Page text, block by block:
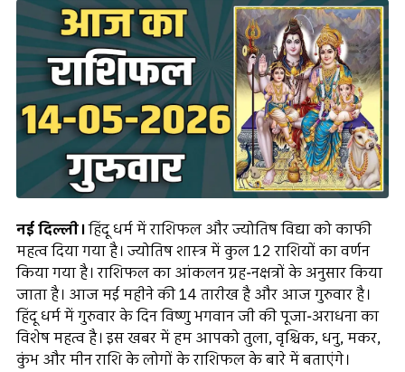
नई दिल्ली।हिंदू धर्म में राशिफल और ज्योतिष विद्या को काफी
महत्व दिया गया है। ज्योतिष शास्त्र में कुल 12 राशियों का वर्णन
किया गया है। राशिफल का आंकलन ग्रह-नक्षत्रों के अनुसार किया
जाता है। आज मई महीने की 14 तारीख है और आज गुरुवार है।
हिंदू धर्म में गुरुवार के दिन विष्णु भगवान जी की पूजा-अराधना का
विशेष महत्व है। इस खबर में हम आपको तुला, वृश्चिक, धनु, मकर,
कुंभ और मीन राशि के लोगों के राशिफल के बारे में बताएंगे।